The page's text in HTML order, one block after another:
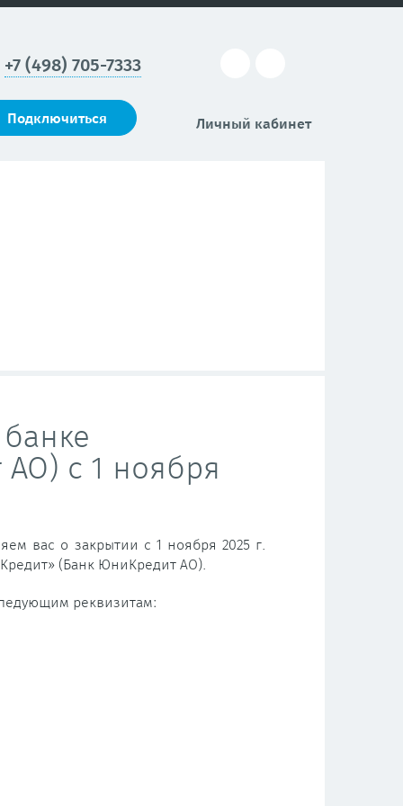
+7 (498) 705-7333
Подключиться Личный кабинет
с 1 ноября
вас о закрытии c 1 ноября 2025 г.
(Банк ЮниКредит АО).
реквизитам: